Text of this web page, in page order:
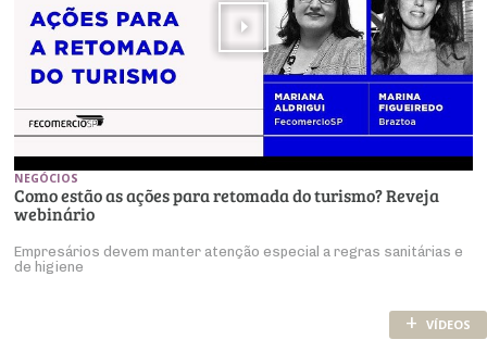
NEGÓCIOS
Como estão as ações para retomada do turismo? Reveja
webinário
Empresários devem manter atenção especial a regras sanitárias e
de higiene
+ VÍDEOS